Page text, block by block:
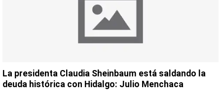
La presidenta Claudia Sheinbaum está saldando la
deuda histórica con Hidalgo: Julio Menchaca